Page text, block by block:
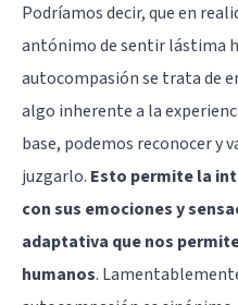
Podríamos decir, que en
antónimo de sentir lástima
autocompasión se trata de
algo inherente a la
base, podemos reconocer y
juzgarlo. Esto permite la
con sus emociones y
adaptativa que nos
humanos.